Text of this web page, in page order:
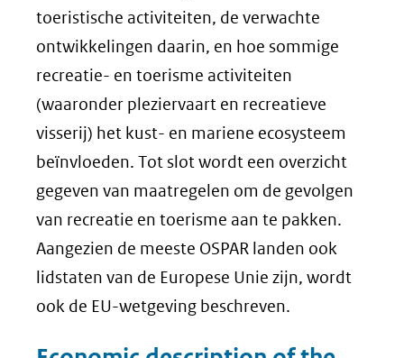
toeristische activiteiten, de verwachte
ontwikkelingen daarin, en hoe sommige
recreatie- en toerisme activiteiten
(waaronder pleziervaart en recreatieve
visserij) het kust- en mariene ecosysteem
beïnvloeden. Tot slot wordt een overzicht
gegeven van maatregelen om de gevolgen
van recreatie en toerisme aan te pakken.
Aangezien de meeste OSPAR landen ook
lidstaten van de Europese Unie zijn, wordt
ook de EU-wetgeving beschreven.